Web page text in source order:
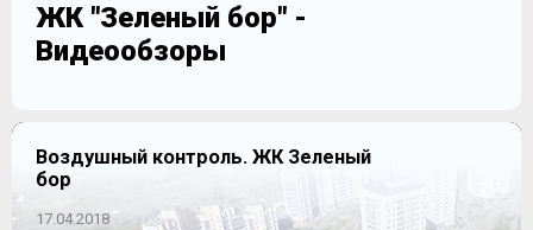
ЖК "Зеленый бор" -
Видеообзоры
Воздушный контроль. ЖК Зеленый
бор
17.04.2018